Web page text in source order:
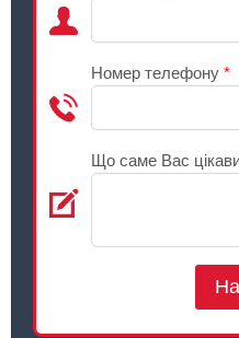
Номер телефону *
Що саме Вас